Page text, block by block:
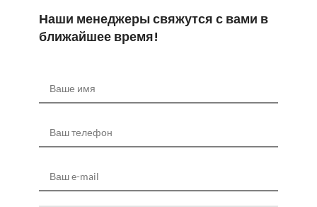
Наши менеджеры свяжутся с вами в
ближайшее время!